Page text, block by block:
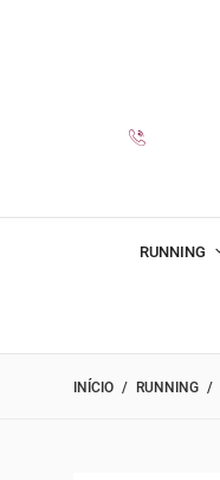
RUNNING
INÍCIO RUNNING